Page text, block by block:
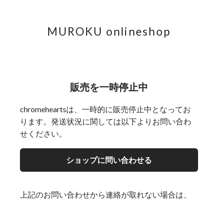
MUROKU onlineshop
販売を一時停止中
chromeheartsは、一時的に販売停止中となってお
ります。発送状況に関しては以下よりお問い合わ
せください。
ショップに問い合わせる
上記のお問い合わせから連絡が取れない場合は、